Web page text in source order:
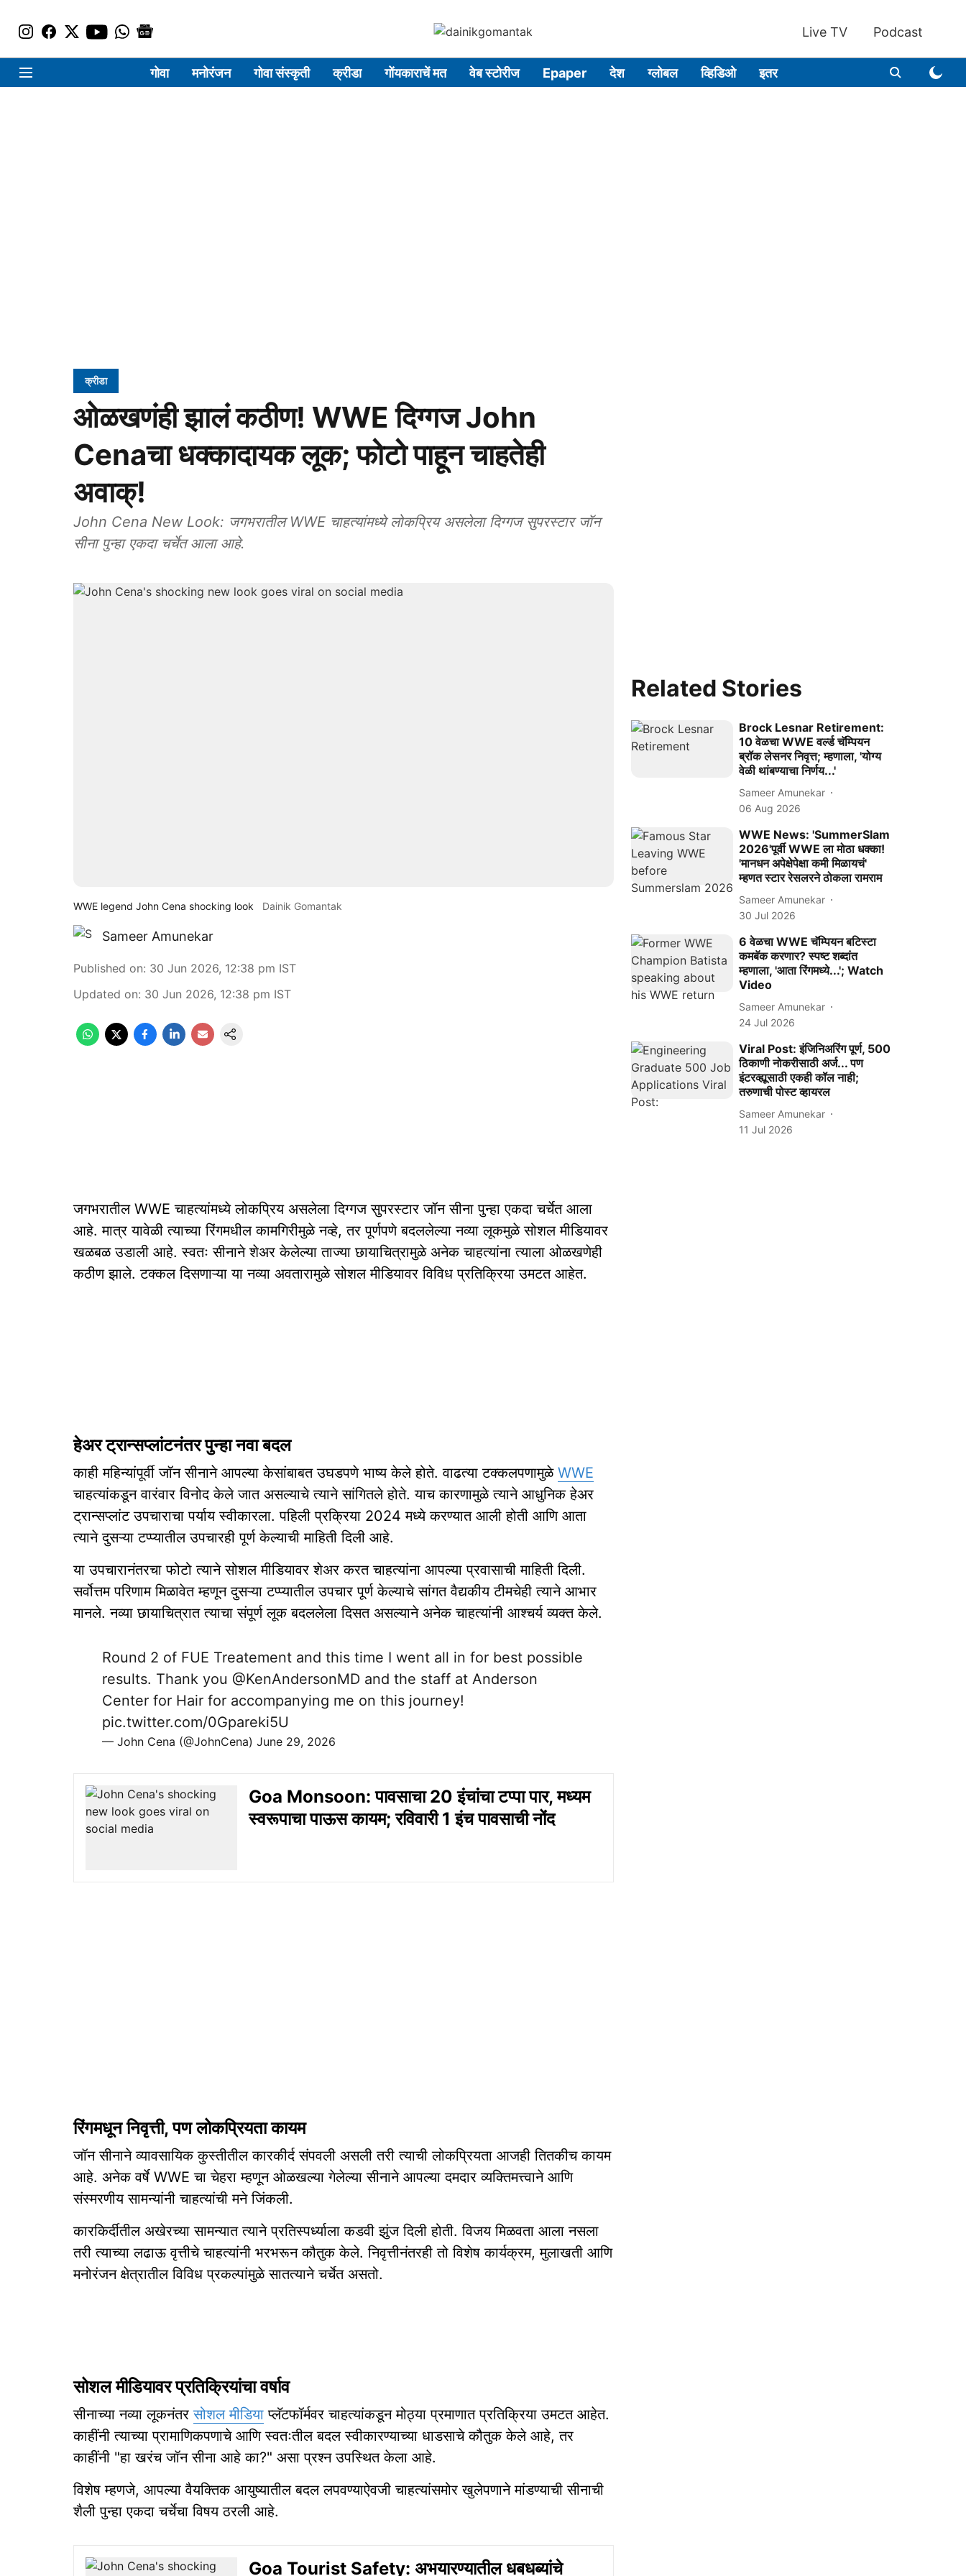
Live TV Podcast
गोवा मनोरंजन गोवा संस्कृती क्रीडा गोंयकाराचें मत वेब स्टोरीज Epaper देश ग्लोबल व्हिडिओ इतर
क्रीडा
ओळखणंही झालं कठीण! WWE दिग्गज John
Cenaचा धक्कादायक लूक; फोटो पाहून चाहतेही
अवाक्!
John Cena New Look: जगभरातील WWE चाहत्यांमध्ये लोकप्रिय असलेला दिग्गज सुपरस्टार जॉन
सीना पुन्हा एकदा चर्चेत आला आहे.
WWE legend John Cena shocking look Dainik Gomantak
Sameer Amunekar
Published on: 30 Jun 2026, 12:38 pm IST
Updated on: 30 Jun 2026, 12:38 pm IST
जगभरातील WWE चाहत्यांमध्ये लोकप्रिय असलेला दिग्गज सुपरस्टार जॉन सीना पुन्हा एकदा चर्चेत आला
आहे. मात्र यावेळी त्याच्या रिंगमधील कामगिरीमुळे नव्हे, तर पूर्णपणे बदललेल्या नव्या लूकमुळे सोशल मीडियावर
खळबळ उडाली आहे. स्वतः सीनाने शेअर केलेल्या ताज्या छायाचित्रामुळे अनेक चाहत्यांना त्याला ओळखणेही
कठीण झाले. टक्कल दिसणाऱ्या या नव्या अवतारामुळे सोशल मीडियावर विविध प्रतिक्रिया उमटत आहेत.
हेअर ट्रान्सप्लांटनंतर पुन्हा नवा बदल
काही महिन्यांपूर्वी जॉन सीनाने आपल्या केसांबाबत उघडपणे भाष्य केले होते. वाढत्या टक्कलपणामुळे WWE
चाहत्यांकडून वारंवार विनोद केले जात असल्याचे त्याने सांगितले होते. याच कारणामुळे त्याने आधुनिक हेअर
ट्रान्सप्लांट उपचाराचा पर्याय स्वीकारला. पहिली प्रक्रिया 2024 मध्ये करण्यात आली होती आणि आता
त्याने दुसऱ्या टप्प्यातील उपचारही पूर्ण केल्याची माहिती दिली आहे.
या उपचारानंतरचा फोटो त्याने सोशल मीडियावर शेअर करत चाहत्यांना आपल्या प्रवासाची माहिती दिली.
सर्वोत्तम परिणाम मिळावेत म्हणून दुसऱ्या टप्प्यातील उपचार पूर्ण केल्याचे सांगत वैद्यकीय टीमचेही त्याने आभार
मानले. नव्या छायाचित्रात त्याचा संपूर्ण लूक बदललेला दिसत असल्याने अनेक चाहत्यांनी आश्चर्य व्यक्त केले.
Round 2 of FUE Treatement and this time I went all in for best possible
results. Thank you @KenAndersonMD and the staff at Anderson
Center for Hair for accompanying me on this journey!
pic.twitter.com/0Gpareki5U
— John Cena (@JohnCena) June 29, 2026
Goa Monsoon: पावसाचा 20 इंचांचा टप्पा पार, मध्यम
स्वरूपाचा पाऊस कायम; रविवारी 1 इंच पावसाची नोंद
रिंगमधून निवृत्ती, पण लोकप्रियता कायम
जॉन सीनाने व्यावसायिक कुस्तीतील कारकीर्द संपवली असली तरी त्याची लोकप्रियता आजही तितकीच कायम
आहे. अनेक वर्षे WWE चा चेहरा म्हणून ओळखल्या गेलेल्या सीनाने आपल्या दमदार व्यक्तिमत्त्वाने आणि
संस्मरणीय सामन्यांनी चाहत्यांची मने जिंकली.
कारकिर्दीतील अखेरच्या सामन्यात त्याने प्रतिस्पर्ध्याला कडवी झुंज दिली होती. विजय मिळवता आला नसला
तरी त्याच्या लढाऊ वृत्तीचे चाहत्यांनी भरभरून कौतुक केले. निवृत्तीनंतरही तो विशेष कार्यक्रम, मुलाखती आणि
मनोरंजन क्षेत्रातील विविध प्रकल्पांमुळे सातत्याने चर्चेत असतो.
सोशल मीडियावर प्रतिक्रियांचा वर्षाव
सीनाच्या नव्या लूकनंतरसोशल मीडिया प्लॅटफॉर्मवर चाहत्यांकडून मोठ्या प्रमाणात प्रतिक्रिया उमटत आहेत.
काहींनी त्याच्या प्रामाणिकपणाचे आणि स्वतःतील बदल स्वीकारण्याच्या धाडसाचे कौतुक केले आहे, तर
काहींनी "हा खरंच जॉन सीना आहे का?" असा प्रश्न उपस्थित केला आहे.
विशेष म्हणजे, आपल्या वैयक्तिक आयुष्यातील बदल लपवण्याऐवजी चाहत्यांसमोर खुलेपणाने मांडण्याची सीनाची
शैली पुन्हा एकदा चर्चेचा विषय ठरली आहे.
Goa Tourist Safety: अभयारण्यातील धबधब्यांचे
Related Stories
Brock Lesnar Retirement:
10 वेळचा WWE वर्ल्ड चॅम्पियन
ब्रॉक लेसनर निवृत्त; म्हणाला, 'योग्य
वेळी थांबण्याचा निर्णय...'
Sameer Amunekar
06 Aug 2026
WWE News: 'SummerSlam
2026'पूर्वी WWE ला मोठा धक्का!
'मानधन अपेक्षेपेक्षा कमी मिळायचं'
म्हणत स्टार रेसलरने ठोकला रामराम
Sameer Amunekar
30 Jul 2026
6 वेळचा WWE चॅम्पियन बटिस्टा
कमबॅक करणार? स्पष्ट शब्दांत
म्हणाला, 'आता रिंगमध्ये...'; Watch
Video
Sameer Amunekar
24 Jul 2026
Viral Post: इंजिनिअरिंग पूर्ण, 500
ठिकाणी नोकरीसाठी अर्ज... पण
इंटरव्ह्यूसाठी एकही कॉल नाही;
तरुणाची पोस्ट व्हायरल
Sameer Amunekar
11 Jul 2026